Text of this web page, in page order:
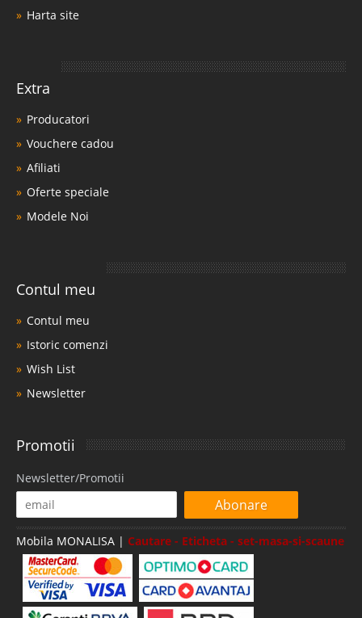
Harta site
Extra
Producatori
Vouchere cadou
Afiliati
Oferte speciale
Modele Noi
Contul meu
Contul meu
Istoric comenzi
Wish List
Newsletter
Promotii
Newsletter/Promotii
Abonare
Mobila MONALISA | Cautare - Eticheta - set-masa-si-scaune